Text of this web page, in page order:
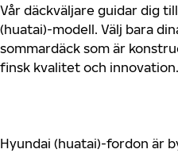
Vår däckväljare guidar dig
(huatai)-modell. Välj bara
sommardäck som är
finsk kvalitet och innovation.
Hyundai (huatai)-fordon är